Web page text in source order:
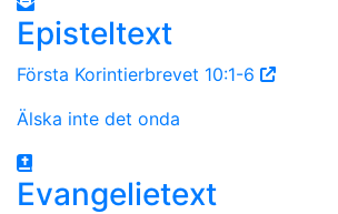
Episteltext
Första Korintierbrevet 10:1-6
Älska inte det onda
Evangelietext